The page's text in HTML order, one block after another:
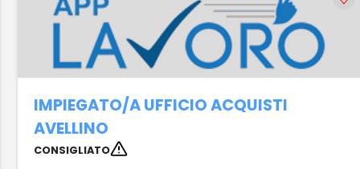
IMPIEGATO/A UFFICIO ACQUISTI
AVELLINO
CONSIGLIATO